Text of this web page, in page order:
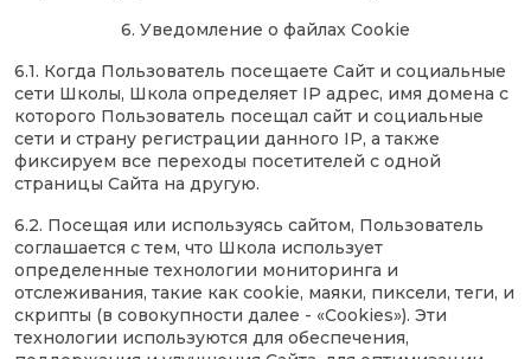
6. Уведомление о файлах Cookie
6.1. Когда Пользователь посещаете Сайт и социальные
сети Школы, Школа определяет IP адрес, имя домена с
которого Пользователь посещал сайт и социальные
сети и страну регистрации данного IP, а также
фиксируем все переходы посетителей с одной
страницы Сайта на другую.
6.2. Посещая или используясь сайтом, Пользователь
соглашается с тем, что Школа использует
определенные технологии мониторинга и
отслеживания, такие как cookie, маяки, пиксели, теги, и
скрипты (в совокупности далее - «Cookies»). Эти
технологии используются для обеспечения,